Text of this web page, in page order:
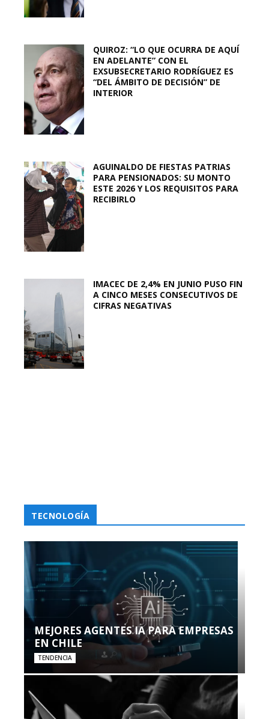
QUIROZ: “LO QUE OCURRA DE AQUÍ
EN ADELANTE” CON EL
EXSUBSECRETARIO RODRÍGUEZ ES
“DEL ÁMBITO DE DECISIÓN” DE
INTERIOR
AGUINALDO DE FIESTAS PATRIAS
PARA PENSIONADOS: SU MONTO
ESTE 2026 Y LOS REQUISITOS PARA
RECIBIRLO
IMACEC DE 2,4% EN JUNIO PUSO FIN
A CINCO MESES CONSECUTIVOS DE
CIFRAS NEGATIVAS
TECNOLOGÍA
MEJORES AGENTES IA PARA EMPRESAS
EN CHILE
TENDENCIA